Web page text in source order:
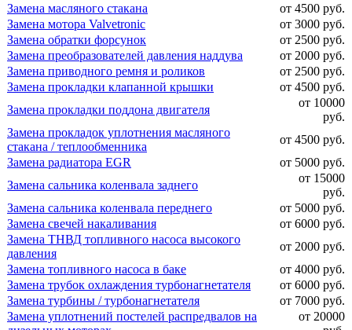
Замена масляного стакана
от 4500 руб.
Замена мотора Valvetronic
от 3000 руб.
Замена обратки форсунок
от 2500 руб.
Замена преобразователей давления наддува
от 2000 руб.
Замена приводного ремня и роликов
от 2500 руб.
Замена прокладки клапанной крышки
от 4500 руб.
Замена прокладки поддона двигателя
от 10000
руб.
Замена прокладок уплотнения масляного
стакана / теплообменника
от 4500 руб.
Замена радиатора EGR
от 5000 руб.
Замена сальника коленвала заднего
от 15000
руб.
Замена сальника коленвала переднего
от 5000 руб.
Замена свечей накаливания
от 6000 руб.
Замена ТНВД топливного насоса высокого
давления
от 2000 руб.
Замена топливного насоса в баке
от 4000 руб.
Замена трубок охлаждения турбонагнетателя
от 6000 руб.
Замена турбины / турбонагнетателя
от 7000 руб.
Замена уплотнений постелей распредвалов на
от 20000